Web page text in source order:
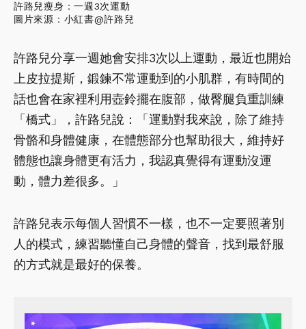
許路兒瘦身：一週3次運動
圖片來源：小紅書@許路兒
許路兒分享一週她會安排3次以上運動，最近也開始
上皮拉提斯，鍛鍊不常運動到的小肌群，有時間的
話也會在家裡利用壺鈴擺在腹部，做臀腿負重訓練
「橋式」，許路兒說：「運動對我來說，除了維持
骨骼和身體健康，在體態部分也幫助很大，維持好
體態也讓身體更有活力，我認真覺得有運動沒運
動，體力差很多。」
許路兒表示每個人習慣不一樣，也不一定要照著別
人的模式，練習聽懂自己身體的聲音，找到最舒服
的方式就是最好的保養。